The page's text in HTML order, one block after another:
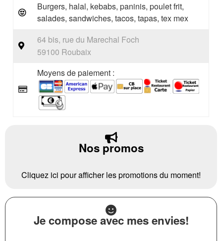
Burgers, halal, kebabs, paninis, poulet frit,
salades, sandwiches, tacos, tapas, tex mex
64 bis, rue du Marechal Foch
59100 Roubaix
Moyens de paiement :
Nos promos
Cliquez ici pour afficher les promotions du moment!
Je compose avec mes envies!